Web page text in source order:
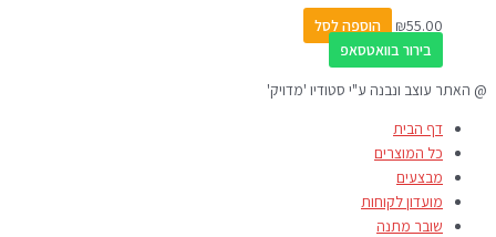
₪55.00
הוספה לסל
בירור בוואטסאפ
@ האתר עוצב ונבנה ע"י סטודיו 'מדויק'
דף הבית
כל המוצרים
מבצעים
מועדון לקוחות
שובר מתנה